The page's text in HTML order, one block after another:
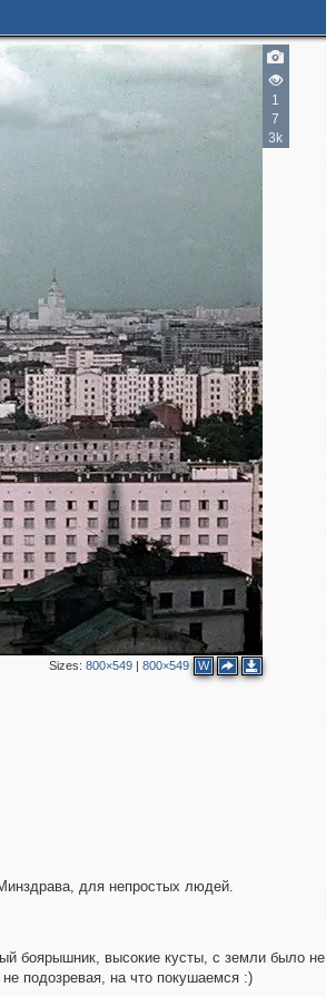
1
7
3k
Sizes: 800×549| 800×549 W
11
для непростых людей.
боярышник, высокие кусты, с земли было не
подозревая, на что покушаемся :)